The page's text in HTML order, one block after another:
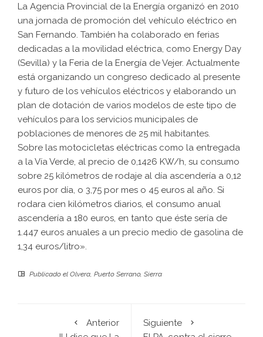
La Agencia Provincial de la Energía organizó en 2010
una jornada de promoción del vehículo eléctrico en
San Fernando. También ha colaborado en ferias
dedicadas a la movilidad eléctrica, como Energy Day
(Sevilla) y la Feria de la Energía de Vejer. Actualmente
está organizando un congreso dedicado al presente
y futuro de los vehículos eléctricos y elaborando un
plan de dotación de varios modelos de este tipo de
vehículos para los servicios municipales de
poblaciones de menores de 25 mil habitantes.
Sobre las motocicletas eléctricas como la entregada
a la Vía Verde, al precio de 0,1426 KW/h, su consumo
sobre 25 kilómetros de rodaje al día ascendería a 0,12
euros por día, o 3,75 por mes o 45 euros al año. Si
rodara cien kilómetros diarios, el consumo anual
ascendería a 180 euros, en tanto que éste sería de
1.447 euros anuales a un precio medio de gasolina de
1,34 euros/litro».
Publicado el Olvera, Puerto Serrano, Sierra
Anterior
Siguiente